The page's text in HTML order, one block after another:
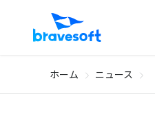
ホーム ニュース